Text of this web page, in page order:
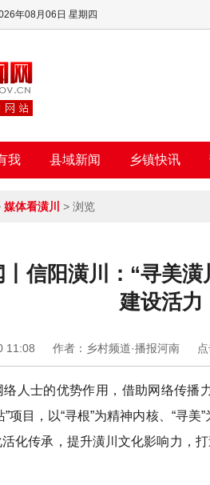
年08月06日 星期四
我 县域新闻 乡镇快讯
媒体看潢川 > 浏览
信阳潢川：“寻美潢
建设活力
11:08 作者：乡村频道·播报河南 点
士的优势作用，借助网络传播
项目，以“寻根”为精神内核、“寻
化传承，提升潢川文化影响力，